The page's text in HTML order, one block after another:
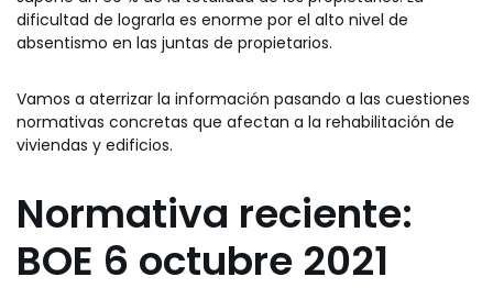
dificultad de lograrla es enorme por el alto nivel de
absentismo en las juntas de propietarios.
Vamos a aterrizar la información pasando a las cuestiones
normativas concretas que afectan a la rehabilitación de
viviendas y edificios.
Normativa reciente:
BOE 6 octubre 2021